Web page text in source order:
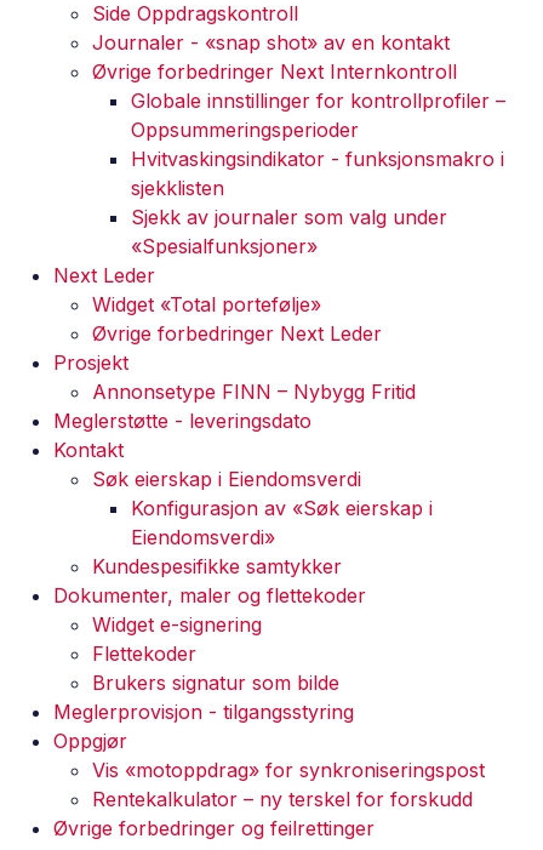
Side Oppdragskontroll
Journaler - «snap shot» av en kontakt
Øvrige forbedringer Next Internkontroll
Globale innstillinger for kontrollprofiler –
Oppsummeringsperioder
Hvitvaskingsindikator - funksjonsmakro i
sjekklisten
Sjekk av journaler som valg under
«Spesialfunksjoner»
Next Leder
Widget «Total portefølje»
Øvrige forbedringer Next Leder
Prosjekt
Annonsetype FINN – Nybygg Fritid
Meglerstøtte - leveringsdato
Kontakt
Søk eierskap i Eiendomsverdi
Konfigurasjon av «Søk eierskap i
Eiendomsverdi»
Kundespesifikke samtykker
Dokumenter, maler og flettekoder
Widget e-signering
Flettekoder
Brukers signatur som bilde
Meglerprovisjon - tilgangsstyring
Oppgjør
Vis «motoppdrag» for synkroniseringspost
Rentekalkulator – ny terskel for forskudd
Øvrige forbedringer og feilrettinger